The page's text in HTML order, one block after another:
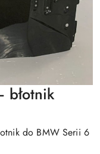
błotnik
do BMW Serii 6